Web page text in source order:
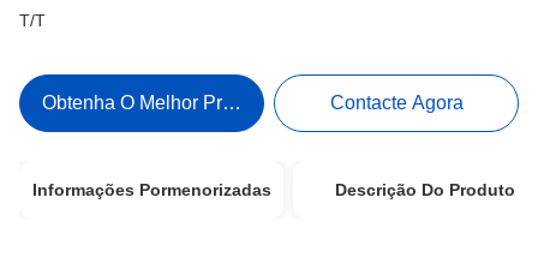
T/T
Obtenha O Melhor Preço Contacte Agora
Informações Pormenorizadas Descrição Do Produto